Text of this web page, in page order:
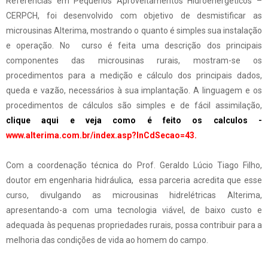
CERPCH, foi desenvolvido com objetivo de desmistificar as
microusinas Alterima, mostrando o quanto é simples sua instalação
e operação. No curso é feita uma descrição dos principais
componentes das microusinas rurais, mostram-se os
procedimentos para a medição e cálculo dos principais dados,
queda e vazão, necessários à sua implantação. A linguagem e os
procedimentos de cálculos são simples e de fácil assimilação,
clique aqui e veja como é feito os calculos -
www.alterima.com.br/index.asp? InCdSecao=43.
Com a coordenação técnica do Prof. Geraldo Lúcio Tiago Filho,
doutor em engenharia hidráulica, essa parceria acredita que esse
curso, divulgando as microusinas hidrelétricasAlterima,
apresentando-a com uma tecnologia viável, de baixo custo e
adequada às pequenas propriedades rurais, possa contribuir para a
melhoria das condições de vida ao homem do campo.